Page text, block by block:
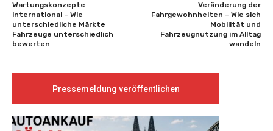
Wartungskonzepte
international – Wie
unterschiedliche Märkte
Fahrzeuge unterschiedlich
bewerten
Veränderung der
Fahrgewohnheiten – Wie sich
Mobilität und
Fahrzeugnutzung im Alltag
wandeln
Pressemeldung veröffentlichen